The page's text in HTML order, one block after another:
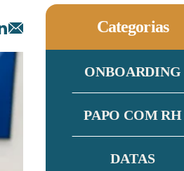
Categorias
ONBOARDING
PAPO COM RH
DATAS